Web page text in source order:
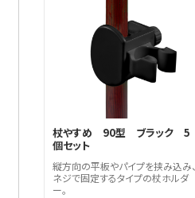
杖やすめ 90型 ブラック 5
個セット
縦方向の平板やパイプを挟み込み、
ネジで固定するタイプの杖ホルダ
ー。